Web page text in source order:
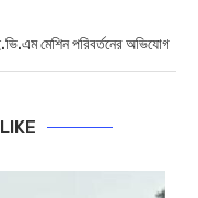
মেশিন পরিবর্তনের অভিযোগ